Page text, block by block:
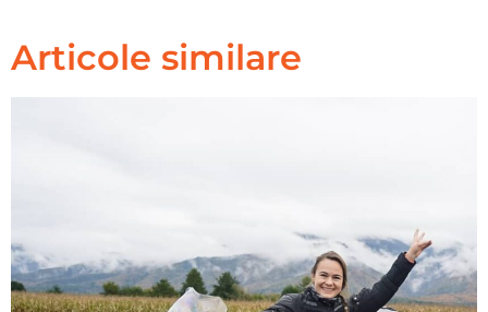
Articole similare